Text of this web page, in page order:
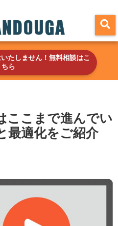
たしません！無料相談はこ
ちら
ここまで進んでい
最適化をご紹介